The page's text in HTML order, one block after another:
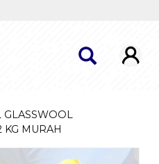
GLASSWOOL
KG MURAH